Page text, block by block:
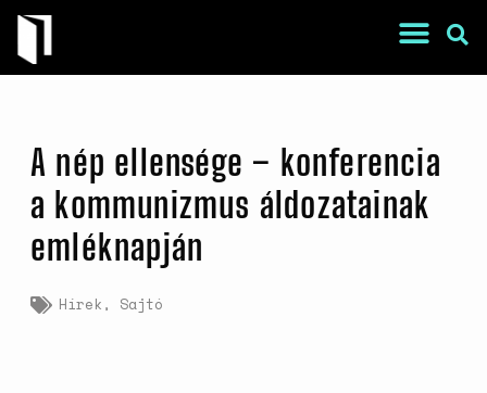
A nép ellensége – konferencia
a kommunizmus áldozatainak
emléknapján
Hírek , Sajtó